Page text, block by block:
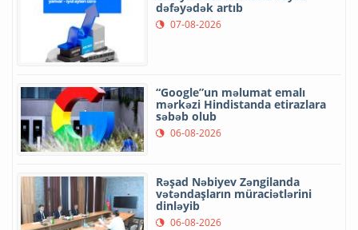
dəfəyədək artıb
07-08-2026
“Google”un məlumat emalı
mərkəzi Hindistanda etirazlara
səbəb olub
06-08-2026
Rəşad Nəbiyev Zəngilanda
vətəndaşların müraciətlərini
dinləyib
06-08-2026